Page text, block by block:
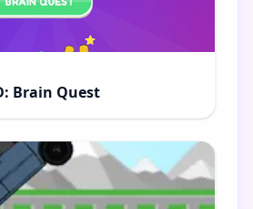
Brain Quest